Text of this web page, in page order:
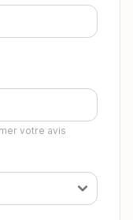
votre avis